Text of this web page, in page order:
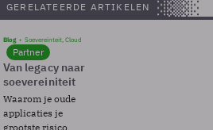
GERELATEERDE ARTIKELEN
Blog Soevereinteit, Cloud
Partner
Van legacy naar
soevereiniteit
Waarom je oude
applicaties je
grootste risico